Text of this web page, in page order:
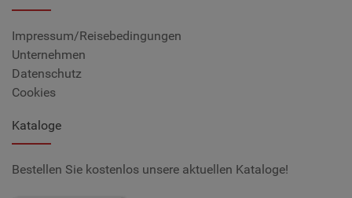
Impressum/Reisebedingungen
Unternehmen
Datenschutz
Cookies
Kataloge
Bestellen Sie kostenlos unsere aktuellen Kataloge!